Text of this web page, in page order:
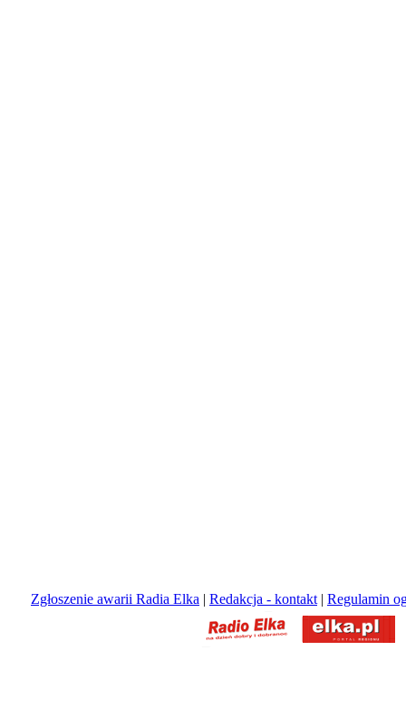
Zgłoszenie awarii Radia Elka | Redakcja - kontakt | Regulamin